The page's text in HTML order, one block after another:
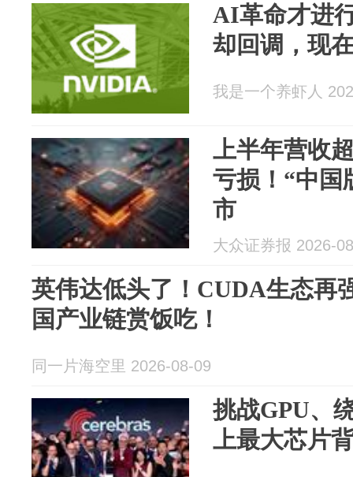
AI革命才进
却回调，现
我是一个养虾人
上半年营收
亏损！“中国
市
大众证券报 2026-
英伟达低头了！CUDA生态再
国产业链赏饭吃！
同一片海空里 2026-08-09
挑战GPU、
上最大芯片